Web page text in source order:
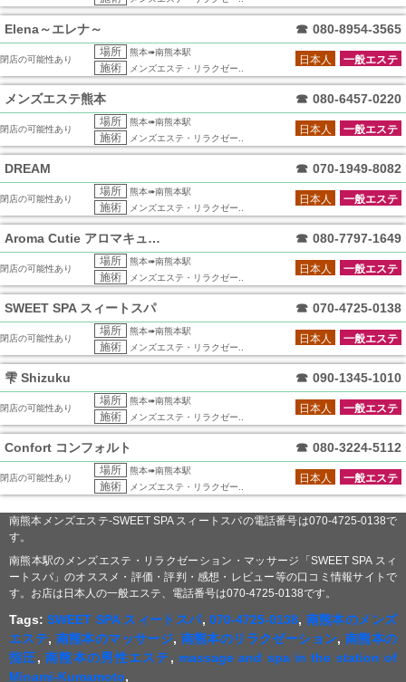
Elena～エレナ～ ☎ 080-8954-3565
閉店の可能性あり
場所 熊本➠南熊本駅
施術 メンズエステ・リラクゼー..
一般エステ
日本人
メンズエステ熊本 ☎ 080-6457-0220
閉店の可能性あり
場所 熊本➠南熊本駅
施術 メンズエステ・リラクゼー..
一般エステ
日本人
DREAM ☎ 070-1949-8082
閉店の可能性あり
場所 熊本➠南熊本駅
施術 メンズエステ・リラクゼー..
一般エステ
日本人
Aroma Cutie アロマキューティ ☎ 080-7797-1649
閉店の可能性あり
場所 熊本➠南熊本駅
施術 メンズエステ・リラクゼー..
一般エステ
日本人
SWEET SPA スィートスパ ☎ 070-4725-0138
閉店の可能性あり
場所 熊本➠南熊本駅
施術 メンズエステ・リラクゼー..
一般エステ
日本人
雫 Shizuku ☎ 090-1345-1010
閉店の可能性あり
場所 熊本➠南熊本駅
施術 メンズエステ・リラクゼー..
一般エステ
日本人
Confort コンフォルト ☎ 080-3224-5112
閉店の可能性あり
場所 熊本➠南熊本駅
施術 メンズエステ・リラクゼー..
一般エステ
日本人
南熊本メンズエステ-SWEET SPA スィートスパの電話番号は070-4725-0138で
す。
南熊本駅のメンズエステ・リラクゼーション・マッサージ「SWEET SPA スィ
ートスパ」のオススメ・評価・評判・感想・レビュー等の口コミ情報サイトで
す。お店は日本人の一般エステ、電話番号は070-4725-0138です。
Tags:SWEET SPA スィートスパ,070-4725-0138, 南熊本のメンズ
エステ, 南熊本のマッサージ, 南熊本のリラクゼーション, 南熊本の
指圧, 南熊本の男性エステ, massage and spa in the station of
Minami-Kumamoto,